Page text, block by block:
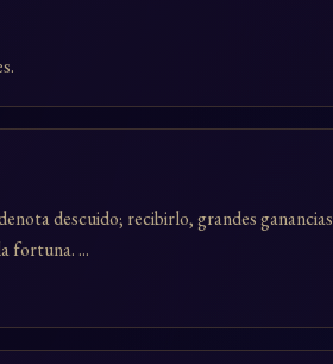
descuido; recibirlo, grandes ganancias
fortuna. ...